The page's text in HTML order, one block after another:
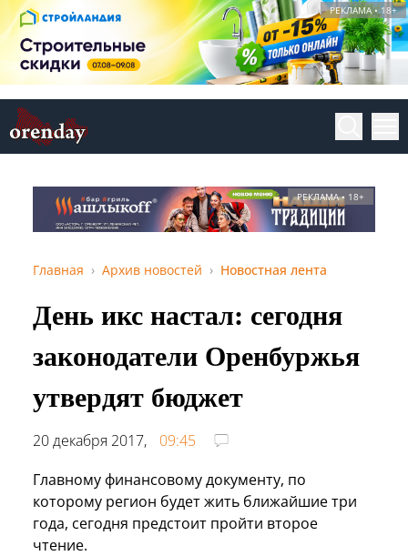
РЕКЛАМА • 18+
РЕКЛАМА • 18+
Главная Архив новостей Новостная лента
День икс настал: сегодня
законодатели Оренбуржья
утвердят бюджет
20 декабря 2017,
09:45
Главному финансовому документу, по
которому регион будет жить ближайшие три
года, сегодня предстоит пройти второе
чтение.